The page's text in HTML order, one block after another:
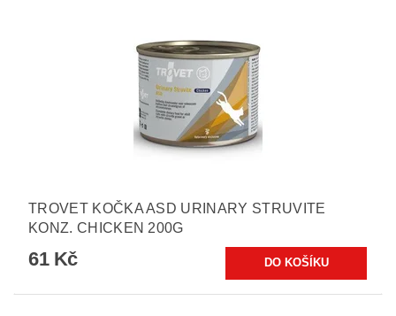
TROVET KOČKA ASD URINARY STRUVITE
KONZ. CHICKEN 200G
61 Kč